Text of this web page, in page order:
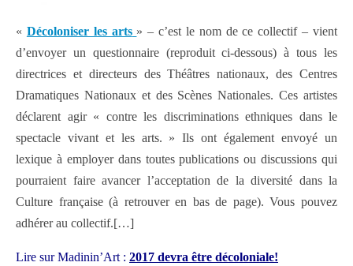
« Décoloniser les arts » – c’est le nom de ce collectif – vient
d’envoyer un questionnaire (reproduit ci-dessous) à tous les
directrices et directeurs des Théâtres nationaux, des Centres
Dramatiques Nationaux et des Scènes Nationales. Ces artistes
déclarent agir « contre les discriminations ethniques dans le
spectacle vivant et les arts. » Ils ont également envoyé un
lexique à employer dans toutes publications ou discussions qui
pourraient faire avancer l’acceptation de la diversité dans la
Culture française (à retrouver en bas de page). Vous pouvez
adhérer au collectif.[…]
Lire sur Madinin’Art : 2017 devra être décoloniale!